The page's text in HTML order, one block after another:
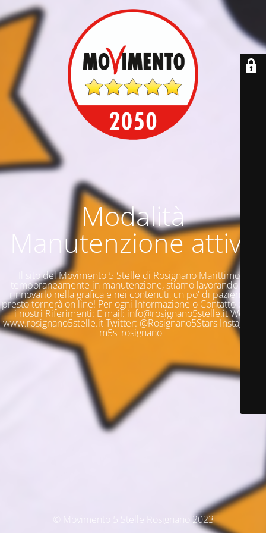
Modalità
Manutenzione attiva
Il sito del Movimento 5 Stelle di Rosignano Marittimo è
temporaneamente in manutenzione, stiamo lavorando per
rinnovarlo nella grafica e nei contenuti, un po' di pazienza e
presto tornerà on line! Per ogni Informazione o Contatto questi
i nostri Riferimenti: E mail: info@rosignano5stelle.it Web:
www.rosignano5stelle.it Twitter: @Rosignano5Stars Instagram:
m5s_rosignano
© Movimento 5 Stelle Rosignano 2023